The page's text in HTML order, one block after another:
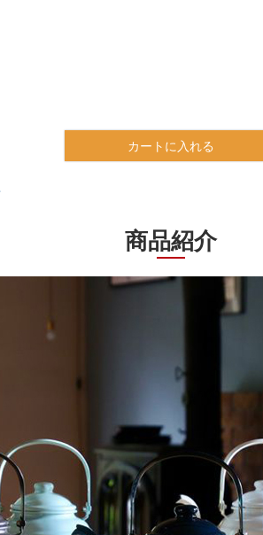
カートに入れる
商品紹介